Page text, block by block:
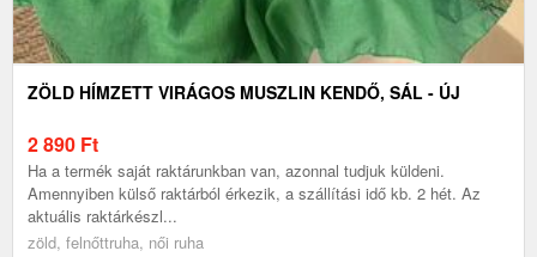
ZÖLD HÍMZETT VIRÁGOS MUSZLIN KENDŐ, SÁL - ÚJ
2 890 Ft
Ha a termék saját raktárunkban van, azonnal tudjuk küldeni.
Amennyiben külső raktárból érkezik, a szállítási idő kb. 2 hét. Az
aktuális raktárkészl...
zöld, felnőttruha, női ruha